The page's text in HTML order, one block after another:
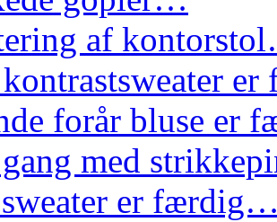
af
forår bluse er
med
er